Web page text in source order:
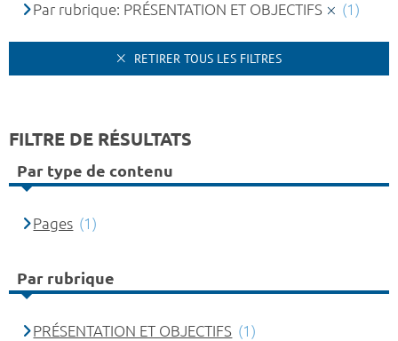
Par rubrique: PRÉSENTATION ET OBJECTIFS
(1)
RETIRER TOUS LES FILTRES
FILTRE DE RÉSULTATS
Par type de contenu
Pages (1)
Par rubrique
PRÉSENTATION ET OBJECTIFS (1)